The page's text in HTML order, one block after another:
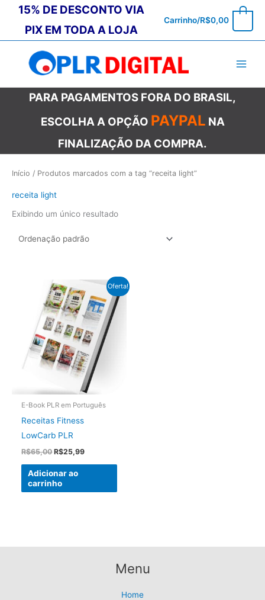
conteúdo
15% DE DESCONTO VIA
PIX EM TODA A LOJA
Carrinho/R$0,00
PARA PAGAMENTOS FORA DO BRASIL,
ESCOLHA A OPÇÃO PAYPAL NA
FINALIZAÇÃO DA COMPRA.
Início / Produtos marcados com a tag “receita light”
receita light
Exibindo um único resultado
Oferta!
E-Book PLR em Português
Receitas Fitness
LowCarb PLR
R$65,00O
original
era:
R$65,00.
R$25,99O
Adicionar ao
carrinho
Menu
Home